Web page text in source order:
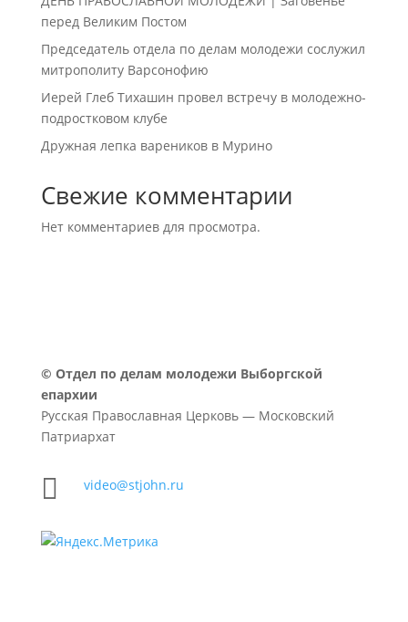
перед Великим Постом
Председатель отдела по делам молодежи сослужил
митрополиту Варсонофию
Иерей Глеб Тихашин провел встречу в молодежно-
подростковом клубе
Дружная лепка вареников в Мурино
Свежие комментарии
Нет комментариев для просмотра.
© Отдел по делам молодежи Выборгской
епархии
Русская Православная Церковь — Московский
Патриархат
 video@stjohn.ru